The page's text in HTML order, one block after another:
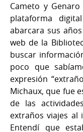
Cameto y
plataforma
abarcara sus
web de la
buscar
poco que
expresión
Michaux, que fue
de las
extraños viajes al
Entendí que